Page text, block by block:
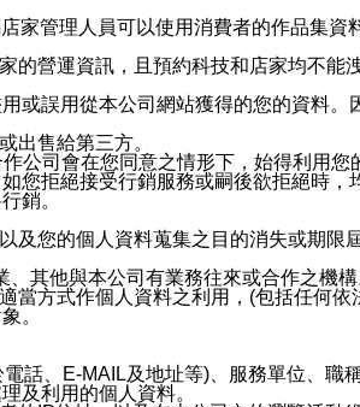
家管理人員可以使用消費者的作品集資
的營運資訊，且預約科技和店家均不
或誤用從本公司網站獲得的您的資料
出售給第三方。
公司會在您同意之情形下，始得利用
您拒絕接受行銷服務或嗣後欲拒絕時
銷。
您的個人資料蒐集之目的消失或期限
其他與本公司有業務往來或合作之機構
當方式作個人資料之利用，(包括任何
。
話、E-MAIL及地址等)、服務單位、
及利用的個人資料。